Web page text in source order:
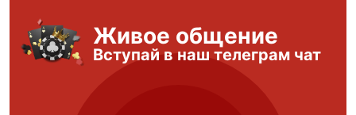
Живое общение
Вступай в наш телеграм чат